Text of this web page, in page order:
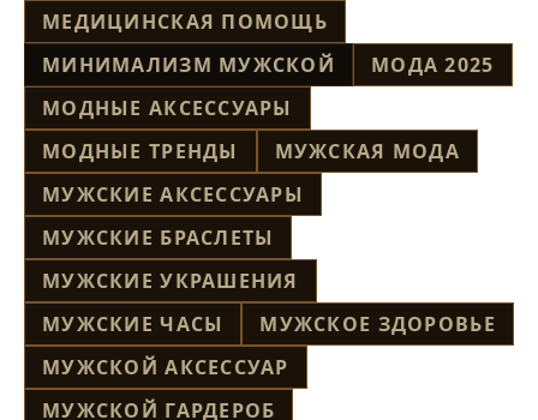
МЕДИЦИНСКАЯ ПОМОЩЬ
МИНИМАЛИЗМ МУЖСКОЙ
МОДА 2025
МОДНЫЕ АКСЕССУАРЫ
МОДНЫЕ ТРЕНДЫ
МУЖСКАЯ МОДА
МУЖСКИЕ АКСЕССУАРЫ
МУЖСКИЕ БРАСЛЕТЫ
МУЖСКИЕ УКРАШЕНИЯ
МУЖСКИЕ ЧАСЫ
МУЖСКОЕ ЗДОРОВЬЕ
МУЖСКОЙ АКСЕССУАР
МУЖСКОЙ ГАРДЕРОБ